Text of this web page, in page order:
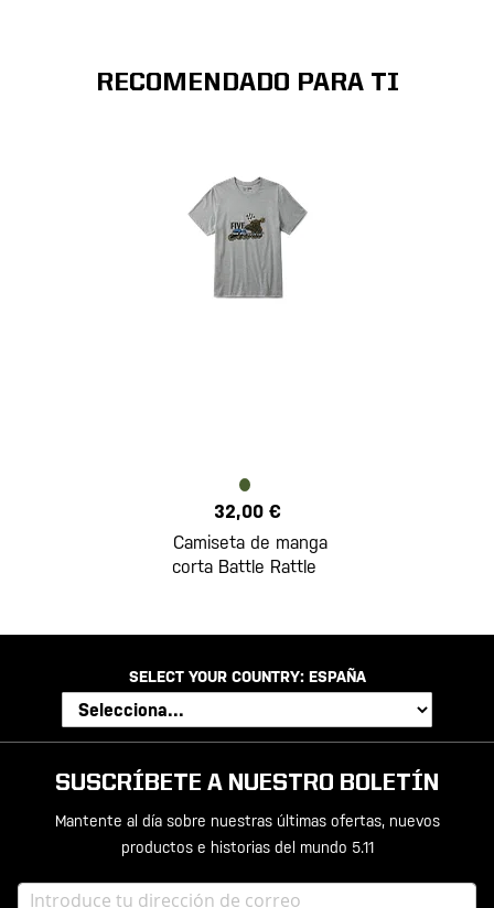
RECOMENDADO PARA TI
32,00 €
Camiseta de manga
corta Battle Rattle
SELECT YOUR COUNTRY: ESPAÑA
SUSCRÍBETE A NUESTRO BOLETÍN
Mantente al día sobre nuestras últimas ofertas, nuevos
productos e historias del mundo 5.11